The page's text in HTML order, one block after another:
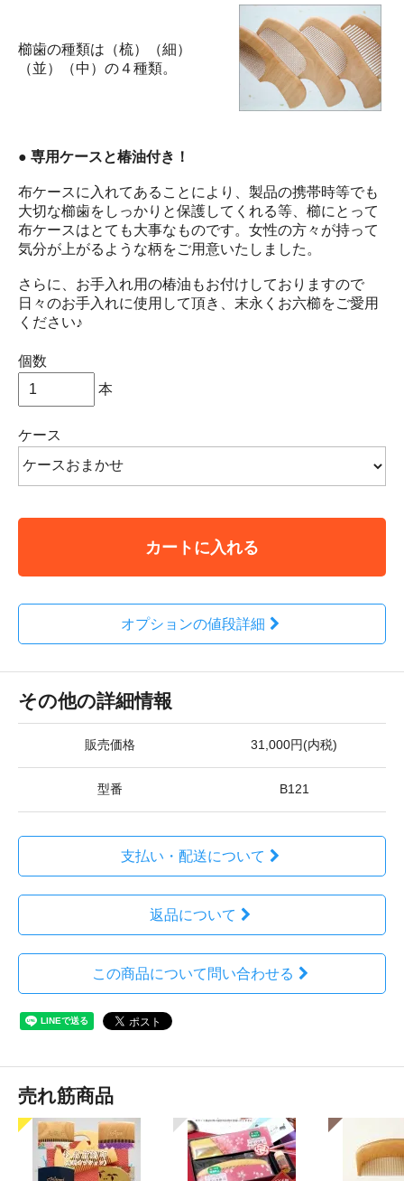
櫛歯の種類は（梳）（細）
（並）（中）の４種類。
● 専用ケースと椿油付き！
布ケースに入れてあることにより、製品の携帯時等でも
大切な櫛歯をしっかりと保護してくれる等、櫛にとって
布ケースはとても大事なものです。女性の方々が持って
気分が上がるような柄をご用意いたしました。
さらに、お手入れ用の椿油もお付けしておりますので
日々のお手入れに使用して頂き、末永くお六櫛をご愛用
ください♪
個数
本
ケース
カートに入れる
オプションの値段詳細
その他の詳細情報
販売価格 31,000円(内税)
型番 B121
支払い・配送について
返品について
この商品について問い合わせる
売れ筋商品